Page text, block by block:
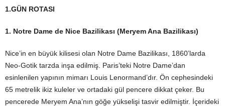
1.GÜN ROTASI
1. Notre Dame de Nice Bazilikası (Meryem Ana Bazilikası)
Nice’in en büyük kilisesi olan Notre Dame Bazilikası, 1860’larda
Neo-Gotik tarzda inşa edilmiş. Paris’teki Notre Dame’dan
esinlenilen yapının mimarı Louis Lenormand’dır. Ön cephesindeki
65 metrelik ikiz kuleler ve ortadaki gül pencere dikkat çeker. Bu
pencerede Meryem Ana’nın göğe yükselişi tasvir edilmiştir. İçerideki